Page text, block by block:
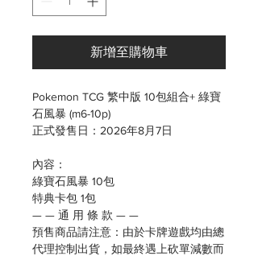
新增至購物車
Pokemon TCG 繁中版 10包組合+ 綠寶
石風暴 (m6-10p)
正式發售日：2026年8月7日
內容：
綠寶石風暴 10包
特典卡包 1包
— — 通 用 條 款 — —
預售商品請注意：由於卡牌遊戲均由總
代理控制出貨，如最終遇上砍單減數而